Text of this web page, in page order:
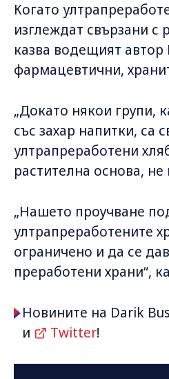
Когато
изглеждат свързани с
казва водещият
фармацевтични,
„Докато някои групи,
със захар напитки, са
ултрапреработени
растителна основа, не
„Нашето проучване
ултрапреработените
ограничено и да се
преработени храни“,
Новините на Darik
и
Twitter!